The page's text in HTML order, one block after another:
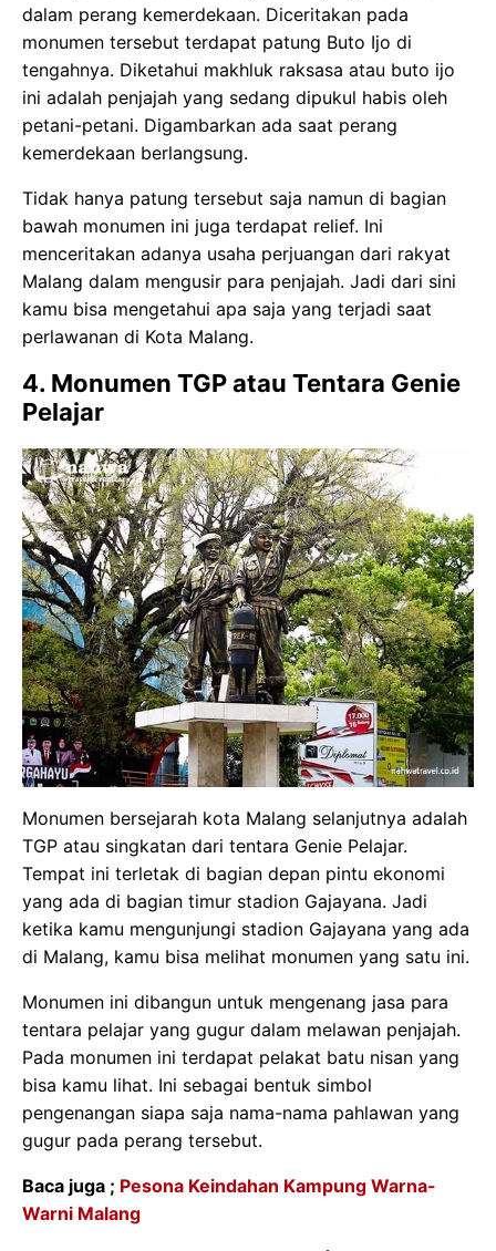
dalam perang kemerdekaan. Diceritakan pada
monumen tersebut terdapat patung Buto Ijo di
tengahnya. Diketahui makhluk raksasa atau buto ijo
ini adalah penjajah yang sedang dipukul habis oleh
petani-petani. Digambarkan ada saat perang
kemerdekaan berlangsung.
Tidak hanya patung tersebut saja namun di bagian
bawah monumen ini juga terdapat relief. Ini
menceritakan adanya usaha perjuangan dari rakyat
Malang dalam mengusir para penjajah. Jadi dari sini
kamu bisa mengetahui apa saja yang terjadi saat
perlawanan di Kota Malang.
4. Monumen TGP atau Tentara Genie
Pelajar
Monumen bersejarah kota Malang selanjutnya adalah
TGP atau singkatan dari tentara Genie Pelajar.
Tempat ini terletak di bagian depan pintu ekonomi
yang ada di bagian timur stadion Gajayana. Jadi
ketika kamu mengunjungi stadion Gajayana yang ada
di Malang, kamu bisa melihat monumen yang satu ini.
Monumen ini dibangun untuk mengenang jasa para
tentara pelajar yang gugur dalam melawan penjajah.
Pada monumen ini terdapat pelakat batu nisan yang
bisa kamu lihat. Ini sebagai bentuk simbol
pengenangan siapa saja nama-nama pahlawan yang
gugur pada perang tersebut.
Baca juga ; Pesona Keindahan Kampung Warna-
Warni Malang